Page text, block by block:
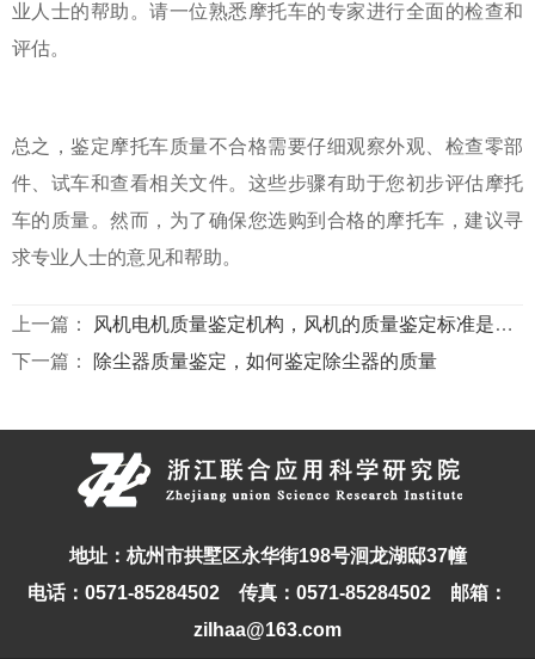
业人士的帮助。请一位熟悉摩托车的专家进行全面的检查和
评估。
总之，鉴定摩托车质量不合格需要仔细观察外观、检查零部
件、试车和查看相关文件。这些步骤有助于您初步评估摩托
车的质量。然而，为了确保您选购到合格的摩托车，建议寻
求专业人士的意见和帮助。
上一篇：
风机电机质量鉴定机构，风机的质量鉴定标准是什么
下一篇：
除尘器质量鉴定，如何鉴定除尘器的质量
地址：杭州市拱墅区永华街198号洄龙湖邸37幢
电话：0571-85284502 传真：0571-85284502 邮箱：
zilhaa@163.com